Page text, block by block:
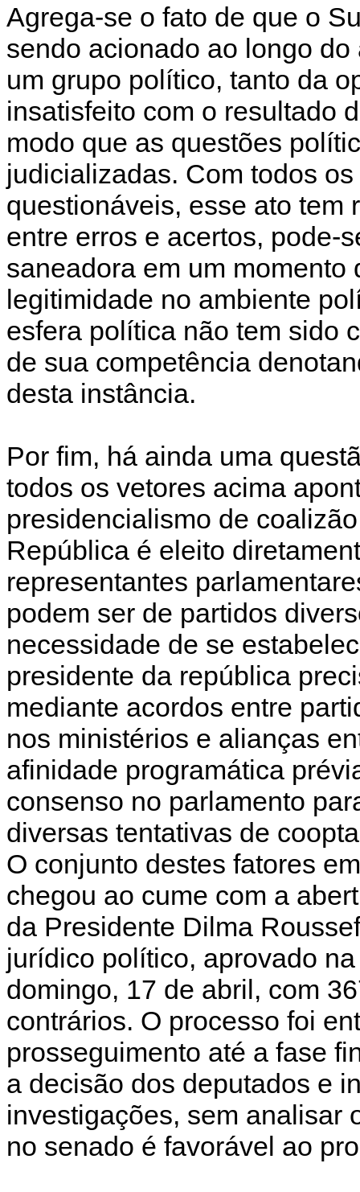
Agrega-se o fato de que o
sendo acionado ao longo
um grupo político, tanto da
insatisfeito com o resultado
modo que as questões
judicializadas. Com todos
questionáveis, esse ato tem
entre erros e acertos, pode-
saneadora em um
legitimidade no ambiente
esfera política não tem sido
de sua competência
desta instância.
Por fim, há ainda uma
todos os vetores acima
presidencialismo de
República é eleito
representantes
podem ser de partidos
necessidade de se
presidente da república
mediante acordos entre
nos ministérios e alianças
afinidade programática
consenso no parlamento
diversas tentativas de
O conjunto destes fatores
chegou ao cume com a
da Presidente Dilma
jurídico político, aprovado
domingo, 17 de abril, com
contrários. O processo foi
prosseguimento até a fase
a decisão dos deputados e
investigações, sem analisar
no senado é favorável ao